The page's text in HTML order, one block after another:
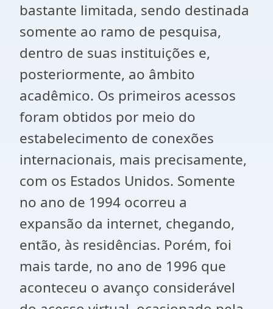
bastante limitada, sendo destinada
somente ao ramo de pesquisa,
dentro de suas instituições e,
posteriormente, ao âmbito
acadêmico. Os primeiros acessos
foram obtidos por meio do
estabelecimento de conexões
internacionais, mais precisamente,
com os Estados Unidos. Somente
no ano de 1994 ocorreu a
expansão da internet, chegando,
então, às residências. Porém, foi
mais tarde, no ano de 1996 que
aconteceu o avanço considerável